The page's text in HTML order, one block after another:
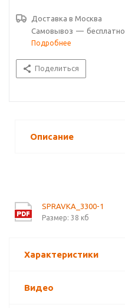
Доставка в Москва
Самовывоз — бесплатно
Подробнее
Поделиться
Описание
SPRAVKA_3300-1
Размер: 38 кб
Характеристики
Видео